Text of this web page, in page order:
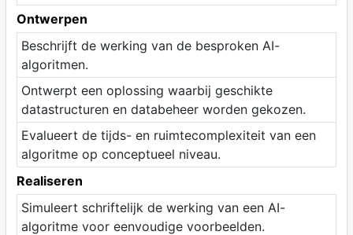
Ontwerpen
Beschrijft de werking van de besproken AI-
algoritmen.
Ontwerpt een oplossing waarbij geschikte
datastructuren en databeheer worden gekozen.
Evalueert de tijds- en ruimtecomplexiteit van een
algoritme op conceptueel niveau.
Realiseren
Simuleert schriftelijk de werking van een AI-
algoritme voor eenvoudige voorbeelden.